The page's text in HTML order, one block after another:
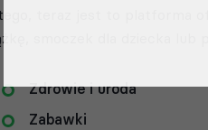
teraz jest to platforma
smoczek dla dziecka lub
Zdrowie i uroda
Zabawki